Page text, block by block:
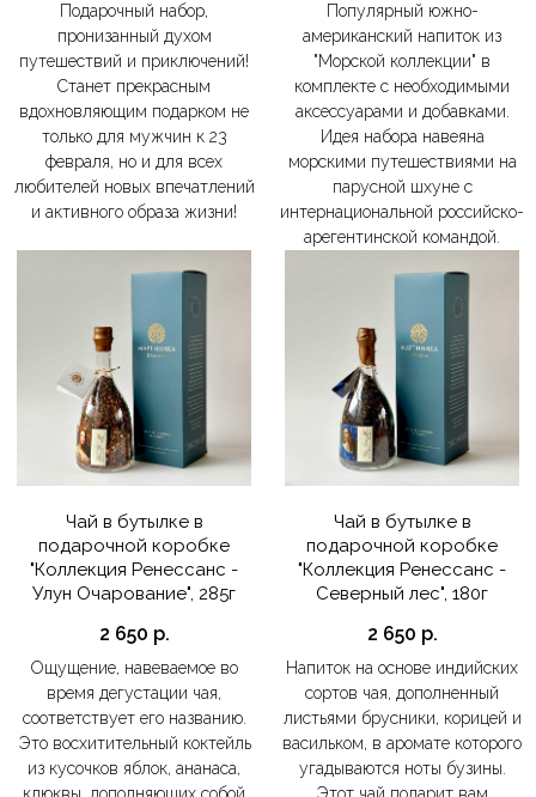
Подарочный набор,
пронизанный духом
путешествий и приключений!
Станет прекрасным
вдохновляющим подарком не
только для мужчин к 23
февраля, но и для всех
любителей новых впечатлений
и активного образа жизни!
Популярный южно-
американский напиток из
"Морской коллекции" в
комплекте с необходимыми
аксессуарами и добавками.
Идея набора навеяна
морскими путешествиями на
парусной шхуне с
интернациональной российско-
арегентинской командой.
Чай в бутылке в
подарочной коробке
"Коллекция Ренессанс -
Улун Очарование", 285г
2 650 р.
Ощущение, навеваемое во
время дегустации чая,
соответствует его названию.
Это восхитительный коктейль
из кусочков яблок, ананаса,
Чай в бутылке в
подарочной коробке
"Коллекция Ренессанс -
Северный лес", 180г
2 650 р.
Напиток на основе индийских
сортов чая, дополненный
листьями брусники, корицей и
васильком, в аромате которого
угадываются ноты бузины.